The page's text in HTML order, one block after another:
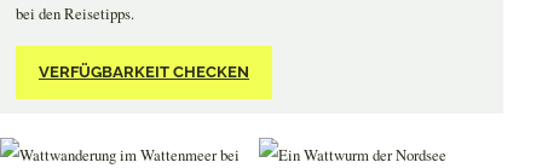
bei den Reisetipps.
VERFÜGBARKEIT CHECKEN